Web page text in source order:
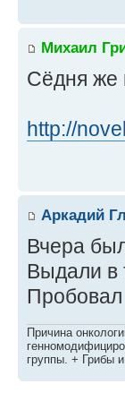
Михаил
Сёдня же
http://
Аркадий
Вчера
Выдали в
Пробовал
Причина
группы. + Грибы